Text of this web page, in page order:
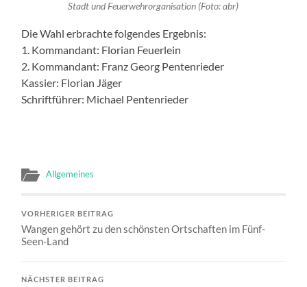
Stadt und Feuerwehrorganisation (Foto: abr)
Die Wahl erbrachte folgendes Ergebnis:
1. Kommandant: Florian Feuerlein
2. Kommandant: Franz Georg Pentenrieder
Kassier: Florian Jäger
Schriftführer: Michael Pentenrieder
Allgemeines
VORHERIGER BEITRAG
Wangen gehört zu den schönsten Ortschaften im Fünf-
Seen-Land
NÄCHSTER BEITRAG